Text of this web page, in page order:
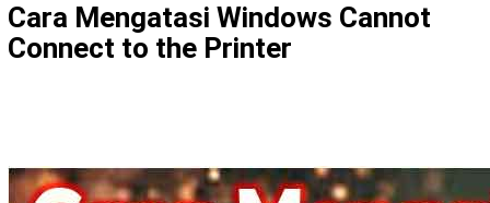
Cara Mengatasi Windows Cannot
Connect to the Printer